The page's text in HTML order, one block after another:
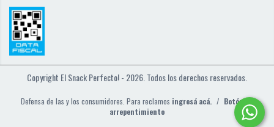
Copyright El Snack Perfecto! - 2026. Todos los derechos reservados.
Defensa de las y los consumidores. Para reclamos ingresá acá. / Botón de
arrepentimiento